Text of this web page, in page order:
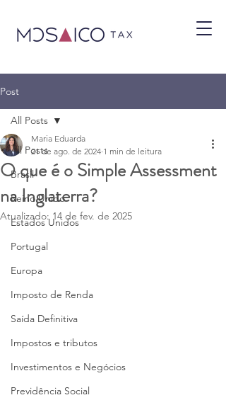
Post
All Posts
Brasil
Reino Unido
Estados Unidos
Portugal
Europa
Imposto de Renda
Saída Definitiva
Impostos e tributos
Investimentos e Negócios
Previdência Social
All Posts
O que é o Simple Assessment
na Inglaterra?
Maria Eduarda
21 de ago. de 2024 1 min de leitura
Atualizado: 14 de fev. de 2025